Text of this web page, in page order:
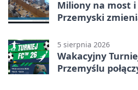
Miliony na most
Przemyski
5 sierpnia 2026
Wakacyjny
Przemyślu